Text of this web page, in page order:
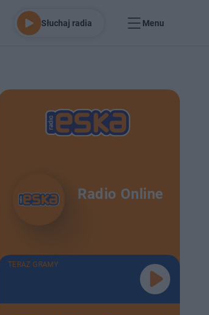
Słuchaj radia Menu
Radio Online
TERAZ GRAMY